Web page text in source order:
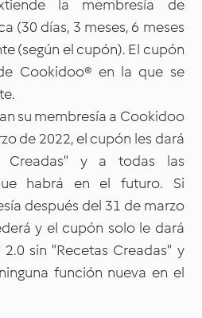
la membresía de
(30 días, 3 meses, 6 meses
(según el cupón). El cupón
Cookidoo® en la que se
su membresía a Cookidoo
de 2022, el cupón les dará
Creadas" y a todas las
habrá en el futuro. Si
después del 31 de marzo
y el cupón solo le dará
sin "Recetas Creadas" y
función nueva en el